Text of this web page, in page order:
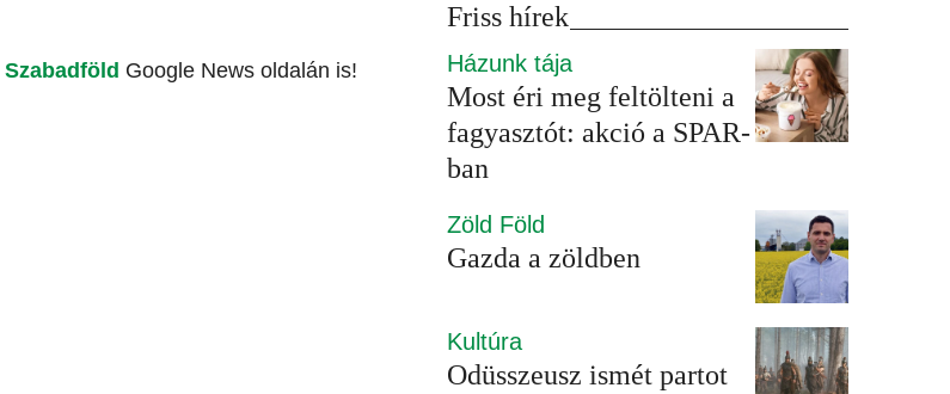
Szabadföld Google News oldalán is!
Friss hírek
Házunk tája
Most éri meg feltölteni a
fagyasztót: akció a SPAR-
ban
Zöld Föld
Gazda a zöldben
Kultúra
Odüsszeusz ismét partot